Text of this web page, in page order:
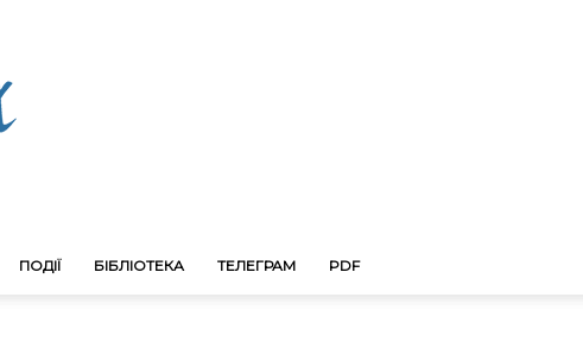
ПОДІЇ БІБЛІОТЕКА ТЕЛЕГРАМ PDF